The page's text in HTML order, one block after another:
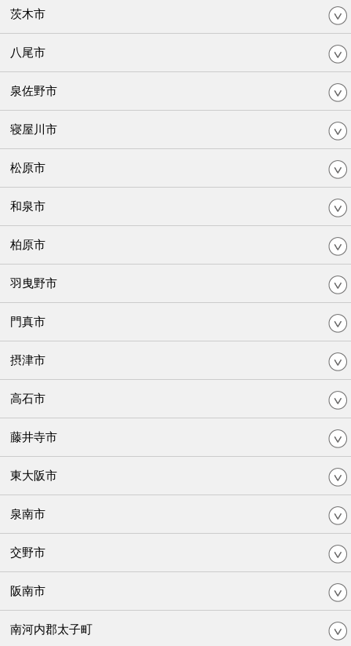
茨木市
八尾市
泉佐野市
寝屋川市
松原市
和泉市
柏原市
羽曳野市
門真市
摂津市
高石市
藤井寺市
東大阪市
泉南市
交野市
阪南市
南河内郡太子町